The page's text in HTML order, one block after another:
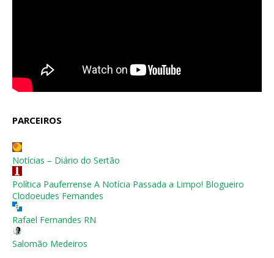
PARCEIROS
Notícias – Diário do Sertão
Política Pauferrense A Notícia Passada a Limpo! Blogueiro
Clodoeudes Fernandes
Rafael Fernandes RN
Salomão Medeiros